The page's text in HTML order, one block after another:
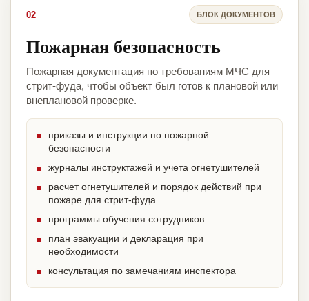
02 БЛОК ДОКУМЕНТОВ
Пожарная безопасность
Пожарная документация по требованиям МЧС для
стрит-фуда, чтобы объект был готов к плановой или
внеплановой проверке.
приказы и инструкции по пожарной
безопасности
журналы инструктажей и учета огнетушителей
расчет огнетушителей и порядок действий при
пожаре для стрит-фуда
программы обучения сотрудников
план эвакуации и декларация при
необходимости
консультация по замечаниям инспектора